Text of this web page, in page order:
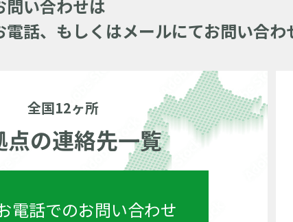
い合わせは
話、もしくはメールにてお問い合わ
全国12ヶ所
点の連絡先一覧
電話でのお問い合わせ